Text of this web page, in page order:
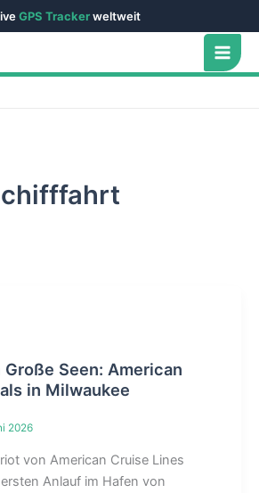
GPS Trackerweltweit
Seen: American
in Milwaukee
2026
von American Cruise Lines
Anlauf im Hafen von